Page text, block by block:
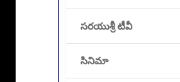
సరయుశ్రీ టీవీ
సినిమా